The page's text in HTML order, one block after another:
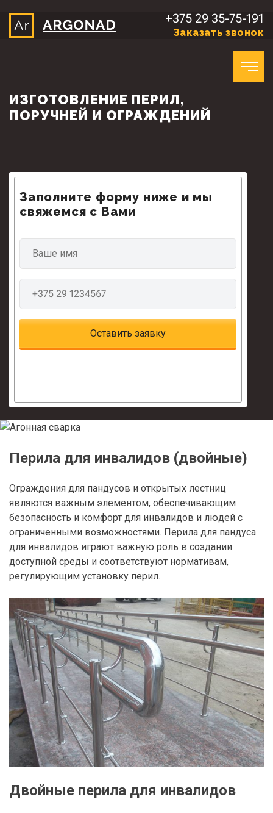
content
+375 29 35-75-191
Заказать звонок
ИЗГОТОВЛЕНИЕ ПЕРИЛ,
ПОРУЧНЕЙ И ОГРАЖДЕНИЙ
Заполните форму ниже и мы
свяжемся с Вами
Перила для инвалидов (двойные)
Ограждения для пандусов и открытых лестниц
являются важным элементом, обеспечивающим
безопасность и комфорт для инвалидов и людей с
ограниченными возможностями. Перила для пандуса
для инвалидов играют важную роль в создании
доступной среды и соответствуют нормативам,
регулирующим установку перил.
Двойные перила для инвалидов